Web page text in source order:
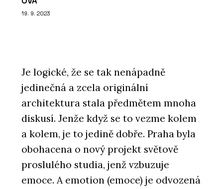
19. 9. 2023
Je logické, že se tak nenápadně
jedinečná a zcela originální
architektura stala předmětem mnoha
diskusí. Jenže když se to vezme kolem
a kolem, je to jedině dobře. Praha byla
obohacena o nový projekt světově
proslulého studia, jenž vzbuzuje
emoce. A emotion (emoce) je odvozená